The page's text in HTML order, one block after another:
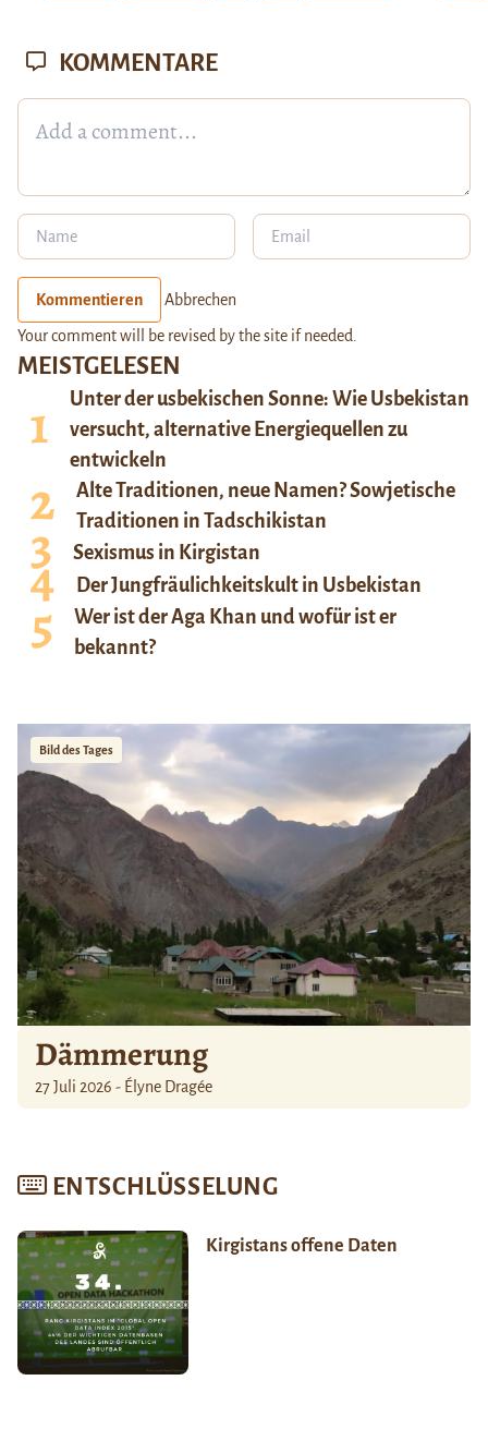
MEISTGELESEN
Unter der usbekischen Sonne: Wie Usbekistan
versucht, alternative Energiequellen zu
entwickeln
Alte Traditionen, neue Namen? Sowjetische
Traditionen in Tadschikistan
Sexismus in Kirgistan
Der Jungfräulichkeitskult in Usbekistan
Wer ist der Aga Khan und wofür ist er
bekannt?
Bild des Tages
Dämmerung
27 Juli 2026 - Élyne Dragée
ENTSCHLÜSSELUNG
Kirgistans offene Daten
KOMMENTARE
Kommentieren Abbrechen
Your comment will be revised by the site if needed.